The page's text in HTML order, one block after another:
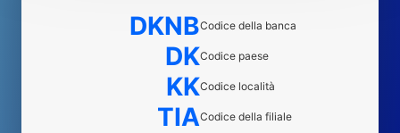
DKNBCodice della banca
DKCodice paese
KKCodice località
TIACodice della filiale